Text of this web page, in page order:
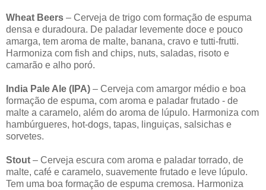
Wheat Beers – Cerveja de trigo com formação de espuma
densa e duradoura. De paladar levemente doce e pouco
amarga, tem aroma de malte, banana, cravo e tutti-frutti.
Harmoniza com fish and chips, nuts, saladas, risoto e
camarão e alho poró.
India Pale Ale (IPA) – Cerveja com amargor médio e boa
formação de espuma, com aroma e paladar frutado - de
malte a caramelo, além do aroma de lúpulo. Harmoniza com
hambúrgueres, hot-dogs, tapas, linguiças, salsichas e
sorvetes.
Stout – Cerveja escura com aroma e paladar torrado, de
malte, café e caramelo, suavemente frutado e leve lúpulo.
Tem uma boa formação de espuma cremosa. Harmoniza